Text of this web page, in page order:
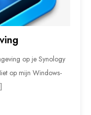
op je Synology
op mijn Windows-